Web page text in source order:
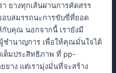
ยางทุกเส้นผ่านการคัดสรร
อบสมรรถนะการขับขี่ที่ยอด
บคุณ นอกจากนี้ เรายังมี
ชำนาญการ เพื่อให้คุณมั่นใจได้
ต็มประสิทธิภาพ ที่ pp-
ยาง แต่เรามุ่งมั่นที่จะสร้าง